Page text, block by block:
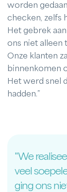
worden
checken, zelfs
Het gebrek
ons niet alleen
Onze klanten
binnenkomen
Het werd snel
hadden.”
"We
veel
ging ons